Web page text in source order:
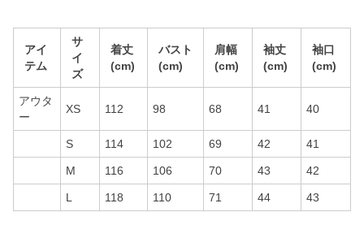
アイ
テム
サ
イ
ズ
着丈
(cm)
バスト
(cm)
肩幅
(cm)
袖丈
(cm)
袖口
(cm)
アウタ
ー
XS 112 98 68 41 40
S 114 102 69 42 41
M 116 106 70 43 42
L 118 110 71 44 43